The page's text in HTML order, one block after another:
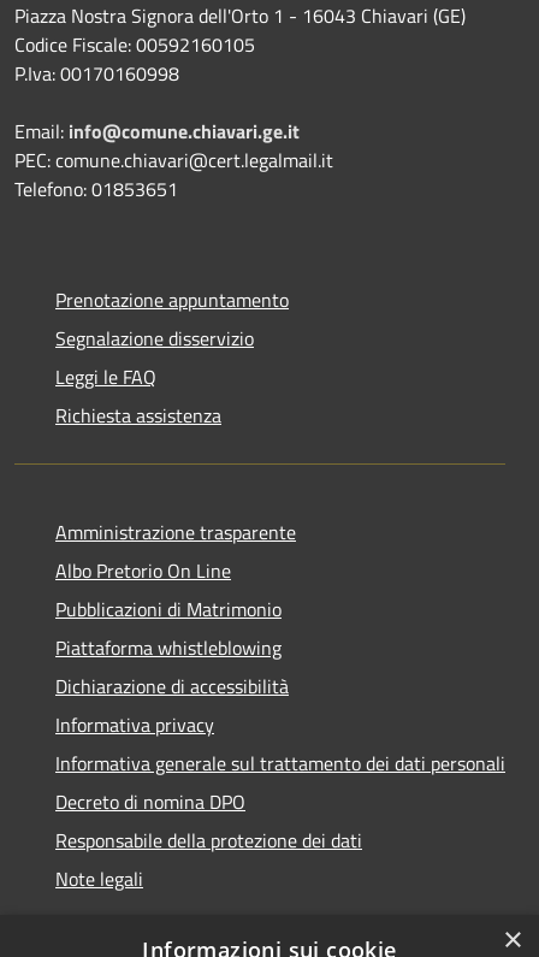
Piazza Nostra Signora dell'Orto 1 - 16043 Chiavari (GE)
Codice Fiscale: 00592160105
P.Iva: 00170160998
Email: info@comune.chiavari.ge.it
PEC: comune.chiavari@cert.legalmail.it
Telefono: 01853651
Prenotazione appuntamento
Segnalazione disservizio
Leggi le FAQ
Richiesta assistenza
Amministrazione trasparente
Albo Pretorio On Line
Pubblicazioni di Matrimonio
Piattaforma whistleblowing
Dichiarazione di accessibilità
Informativa privacy
Informativa generale sul trattamento dei dati personali
Decreto di nomina DPO
Responsabile della protezione dei dati
Note legali
×
Informazioni sui cookie